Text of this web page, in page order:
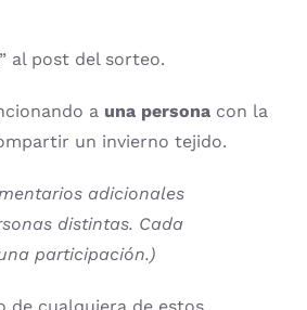
al post del sorteo.
a una persona con la
un invierno tejido.
adicionales
distintas. Cada
participación.)